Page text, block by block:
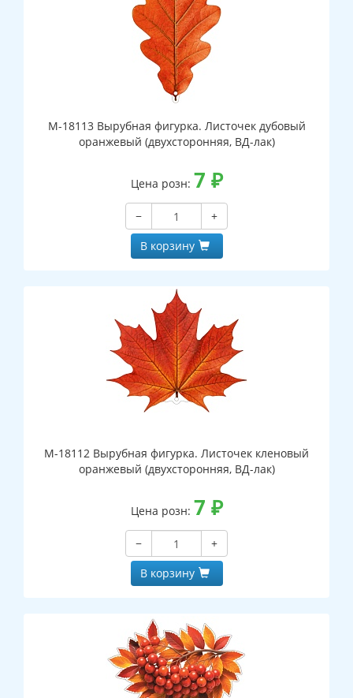
М-18113 Вырубная фигурка. Листочек дубовый
оранжевый (двухсторонняя, ВД-лак)
Цена розн: 7 ₽
−
+
В корзину
М-18112 Вырубная фигурка. Листочек кленовый
оранжевый (двухсторонняя, ВД-лак)
Цена розн: 7 ₽
−
+
В корзину